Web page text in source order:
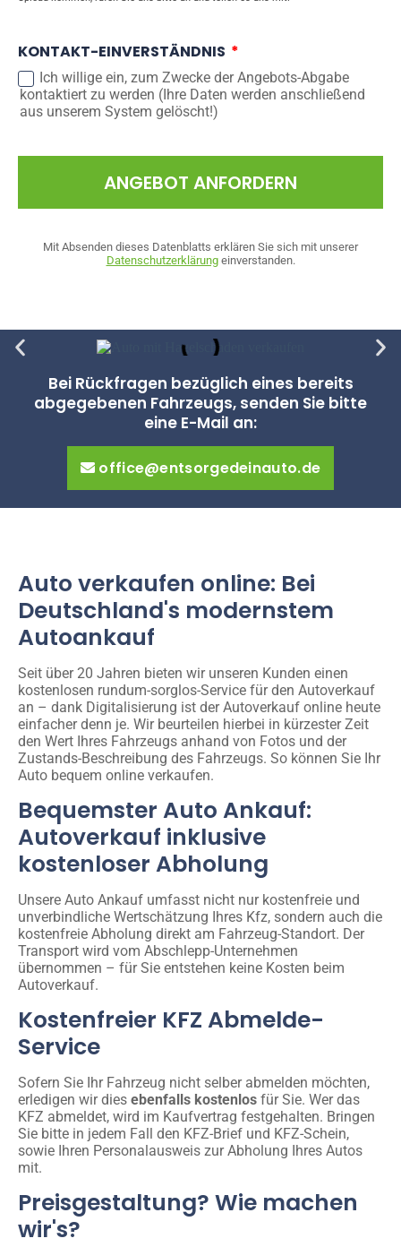
KONTAKT-EINVERSTÄNDNIS
Ich willige ein, zum Zwecke der Angebots-Abgabe
kontaktiert zu werden (Ihre Daten werden anschließend
aus unserem System gelöscht!)
ANGEBOT ANFORDERN
Mit Absenden dieses Datenblatts erklären Sie sich mit unserer
Datenschutzerklärungeinverstanden.
Bei Rückfragen bezüglich eines bereits
abgegebenen Fahrzeugs, senden Sie bitte
eine E-Mail an:
office@entsorgedeinauto.de
Auto verkaufen online: Bei
Deutschland's modernstem
Autoankauf
Seit über 20 Jahren bieten wir unseren Kunden einen
kostenlosen rundum-sorglos-Service für den Autoverkauf
an – dank Digitalisierung ist der Autoverkauf online heute
einfacher denn je. Wir beurteilen hierbei in kürzester Zeit
den Wert Ihres Fahrzeugs anhand von Fotos und der
Zustands-Beschreibung des Fahrzeugs. So können Sie Ihr
Auto bequem online verkaufen.
Bequemster Auto Ankauf:
Autoverkauf inklusive
kostenloser Abholung
Unsere Auto Ankauf umfasst nicht nur kostenfreie und
unverbindliche Wertschätzung Ihres Kfz, sondern auch die
kostenfreie Abholung direkt am Fahrzeug-Standort. Der
Transport wird vom Abschlepp-Unternehmen
übernommen – für Sie entstehen keine Kosten beim
Autoverkauf.
Kostenfreier KFZ Abmelde-
Service
Sofern Sie Ihr Fahrzeug nicht selber abmelden möchten,
erledigen wir dies ebenfalls kostenlos für Sie. Wer das
KFZ abmeldet, wird im Kaufvertrag festgehalten. Bringen
Sie bitte in jedem Fall den KFZ-Brief und KFZ-Schein,
sowie Ihren Personalausweis zur Abholung Ihres Autos
mit.
Preisgestaltung? Wie machen
wir's?